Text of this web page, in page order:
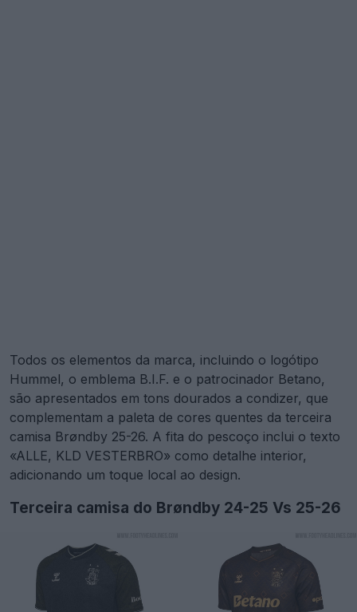
Todos os elementos da marca, incluindo o logótipo
Hummel, o emblema B.I.F. e o patrocinador Betano,
são apresentados em tons dourados a condizer, que
complementam a paleta de cores quentes da terceira
camisa Brøndby 25-26. A fita do pescoço inclui o texto
«ALLE, KLD VESTERBRO» como detalhe interior,
adicionando um toque local ao design.
Terceira camisa do Brøndby 24-25 Vs 25-26